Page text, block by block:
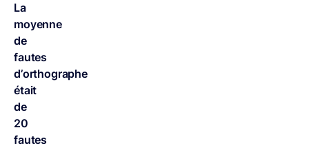
La
moyenne
de
fautes
d’orthographe
était
de
20
fautes